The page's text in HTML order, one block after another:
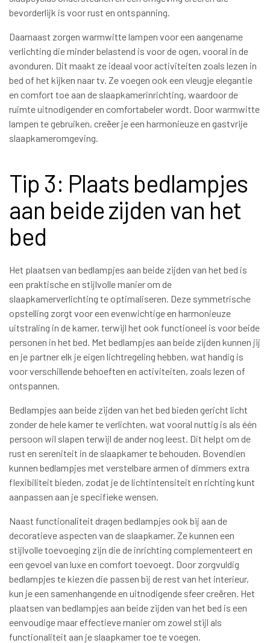
bevorderlijk is voor rust en ontspanning.
Daarnaast zorgen warmwitte lampen voor een aangename
verlichting die minder belastend is voor de ogen, vooral in de
avonduren. Dit maakt ze ideaal voor activiteiten zoals lezen in
bed of het kijken naar tv. Ze voegen ook een vleugje elegantie
en comfort toe aan de slaapkamerinrichting, waardoor de
ruimte uitnodigender en comfortabeler wordt. Door warmwitte
lampen te gebruiken, creëer je een harmonieuze en gastvrije
slaapkameromgeving.
Tip 3: Plaats bedlampjes
aan beide zijden van het
bed
Het plaatsen van bedlampjes aan beide zijden van het bed is
een praktische en stijlvolle manier om de
slaapkamerverlichting te optimaliseren. Deze symmetrische
opstelling zorgt voor een evenwichtige en harmonieuze
uitstraling in de kamer, terwijl het ook functioneel is voor beide
personen in het bed. Met bedlampjes aan beide zijden kunnen jij
en je partner elk je eigen lichtregeling hebben, wat handig is
voor verschillende behoeften en activiteiten, zoals lezen of
ontspannen.
Bedlampjes aan beide zijden van het bed bieden gericht licht
zonder de hele kamer te verlichten, wat vooral nuttig is als één
persoon wil slapen terwijl de ander nog leest. Dit helpt om de
rust en sereniteit in de slaapkamer te behouden. Bovendien
kunnen bedlampjes met verstelbare armen of dimmers extra
flexibiliteit bieden, zodat je de lichtintensiteit en richting kunt
aanpassen aan je specifieke wensen.
Naast functionaliteit dragen bedlampjes ook bij aan de
decoratieve aspecten van de slaapkamer. Ze kunnen een
stijlvolle toevoeging zijn die de inrichting complementeert en
een gevoel van luxe en comfort toevoegt. Door zorgvuldig
bedlampjes te kiezen die passen bij de rest van het interieur,
kun je een samenhangende en uitnodigende sfeer creëren. Het
plaatsen van bedlampjes aan beide zijden van het bed is een
eenvoudige maar effectieve manier om zowel stijl als
functionaliteit aan je slaapkamer toe te voegen.